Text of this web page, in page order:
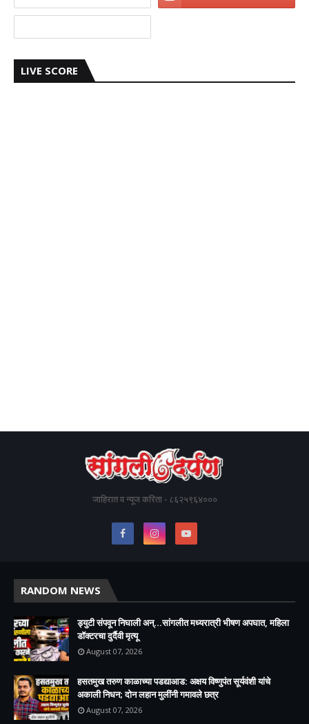
LIVE SCORE
जाहिरात व न्यूज करिता - ८६२५९६४०००
RANDOM NEWS
ड्युटी संपवून निघाली अन्...सांगलीत मध्यरात्री भीषण अपघात, महिला
डॉक्टरचा दुर्दैवी मृत्यू
August 07, 2026
हसतमुख तरुण काळाच्या पडद्याआड: अक्षय विष्णुपंत सूर्यवंशी यांचे
अकाली निधन; दोन लहान मुलींनी गमावले छत्र
August 07, 2026